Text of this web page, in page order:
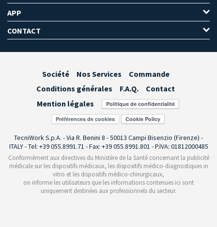
APP
CONTACT
Société Nos Services
Commande
Conditions générales
F.A.Q.
Contact
Mention légales
Préférences de cookies
TecniWork S.p.A. - Via R. Benini 8 - 50013 Campi Bisenzio (Firenze) -
ITALY - Tel: +39 055.8991.71 - Fax: +39 055.8991.801 - P.IVA: 01812000485
Conformément aux directives du Ministère de la Santé concernant la publicité
médicale sur les dispositifs médicaux, les dispositifs médico-diagnostiques in
vitro et les dispositifs médico-chirurgicaux,
on informe les utilisateurs que les informations contenues ici sont
uniquement destinées aux professionnels du secteur.